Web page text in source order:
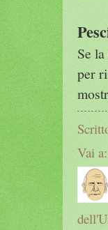
Se
per
Vai a: